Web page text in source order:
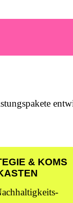
& KOMS